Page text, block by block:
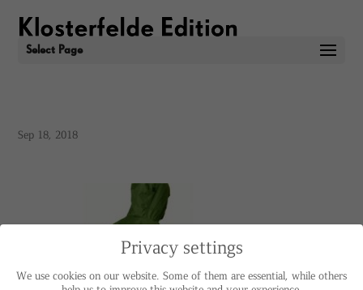
Select Page
Sep 18, 2018
Privacy settings
We use cookies on our website. Some of them are essential, while others